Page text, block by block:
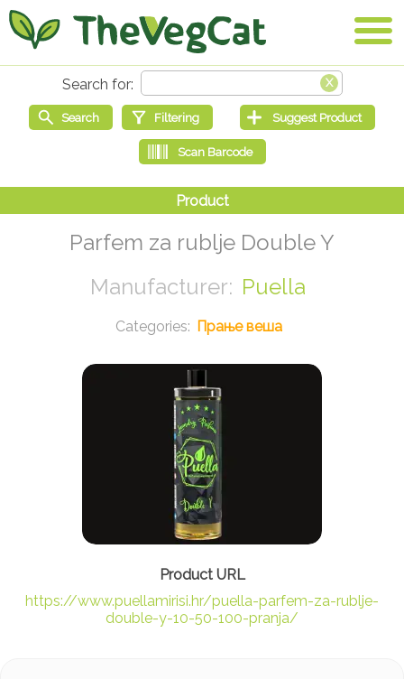
Parfem za rublje Double Y
Puella
Прање веша
https://www.puellamirisi.hr/puella-parfem-za-rublje-
double-y-10-50-100-pranja/